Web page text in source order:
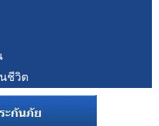
ชีวิต